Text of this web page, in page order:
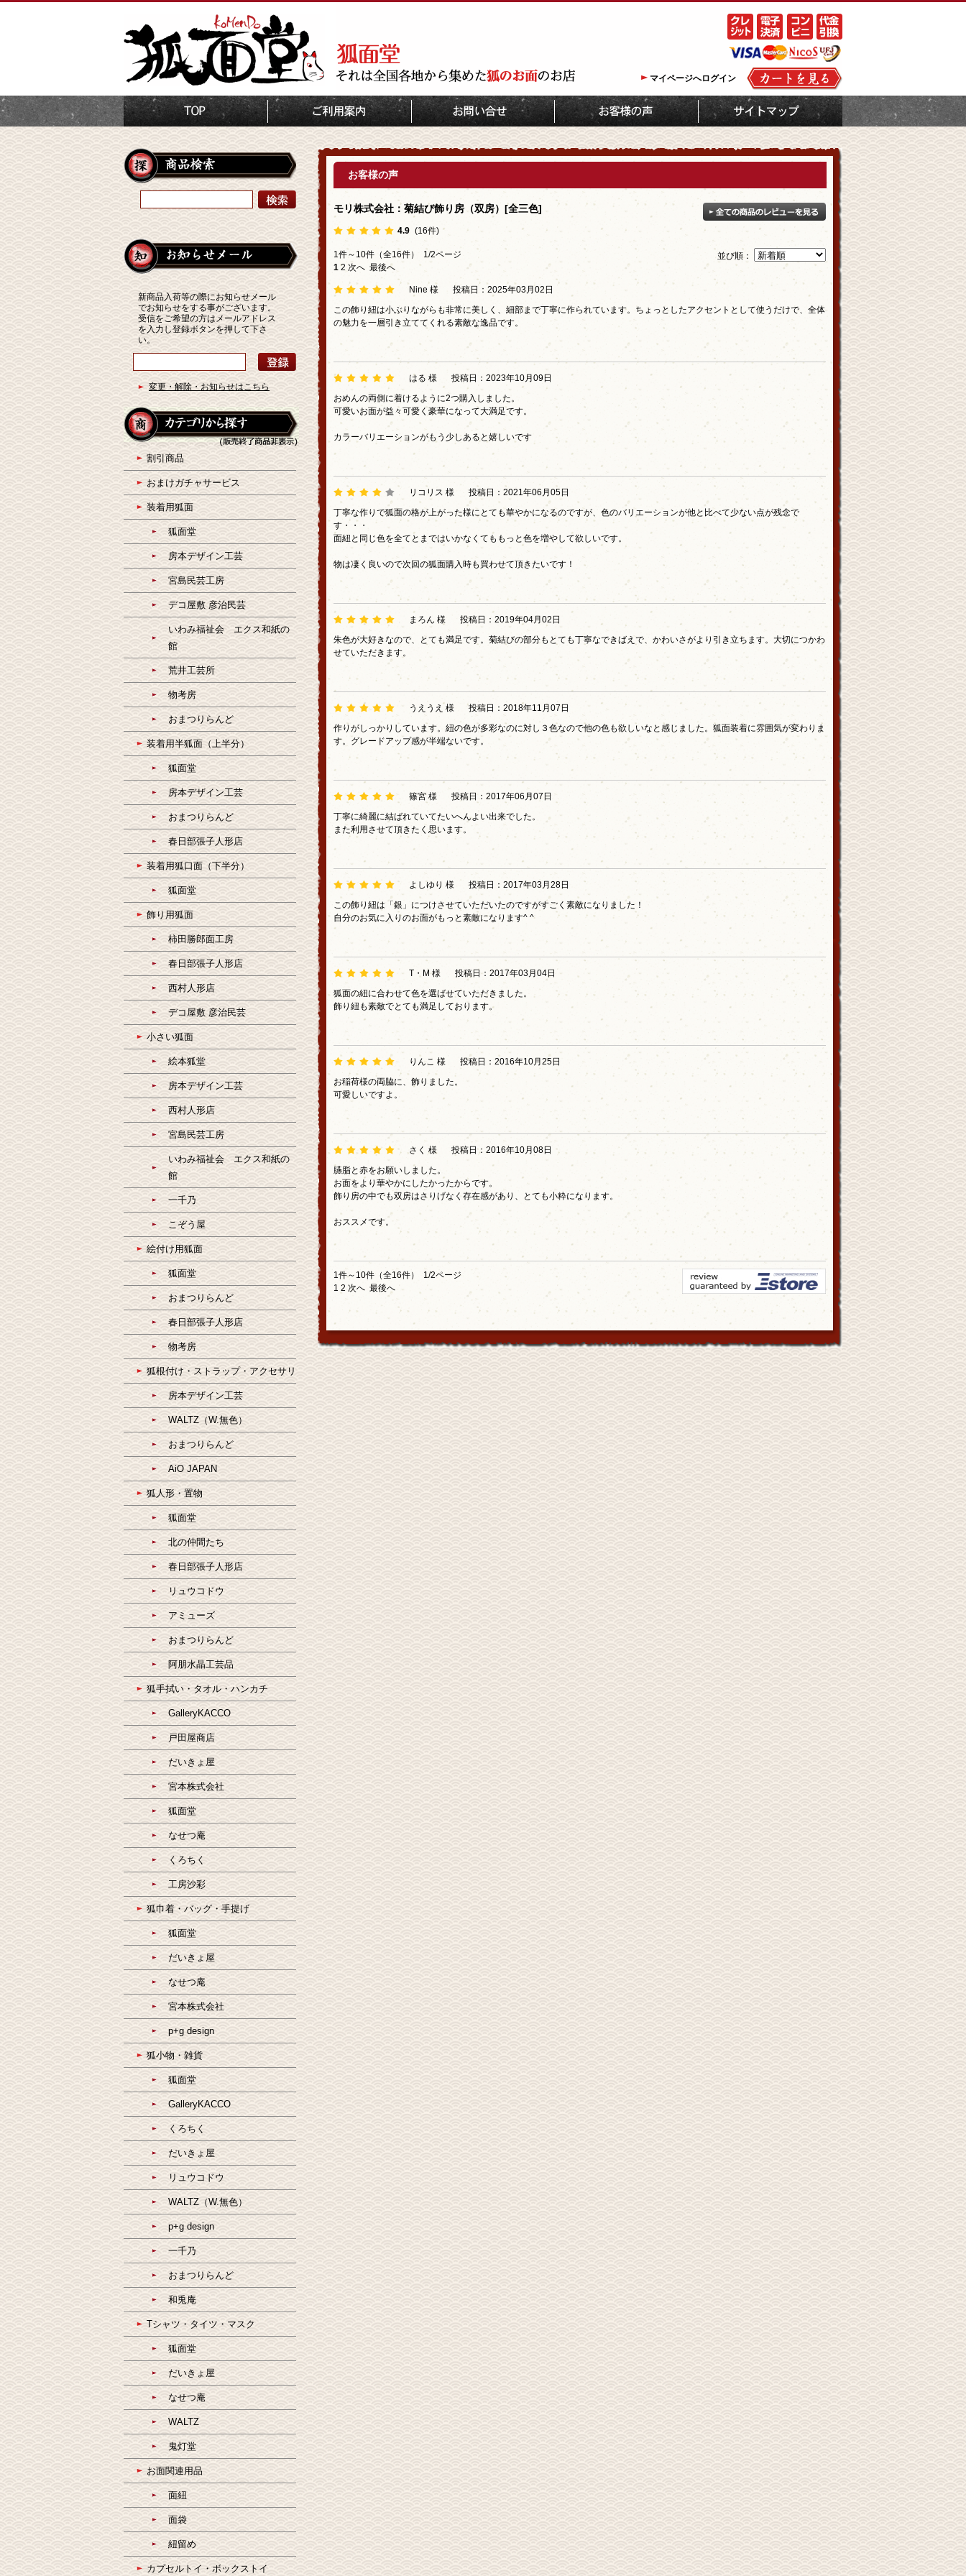
マイページへログイン
お客様の声
モリ株式会社：菊結び飾り房（双房）[全三色]
4.9 (16件)
1件～10件（全16件） 1/2ページ
1 2 次へ 最後へ
並び順：
Nine 様
投稿日：2025年03月02日
この飾り紐は小ぶりながらも非常に美しく、細部まで丁寧に作られています。ちょっとしたアクセントとして使うだけで、全体
の魅力を一層引き立ててくれる素敵な逸品です。
はる 様
投稿日：2023年10月09日
おめんの両側に着けるように2つ購入しました。
可愛いお面が益々可愛く豪華になって大満足です。
カラーバリエーションがもう少しあると嬉しいです
リコリス 様
投稿日：2021年06月05日
丁寧な作りで狐面の格が上がった様にとても華やかになるのですが、色のバリエーションが他と比べて少ない点が残念で
す・・・
面紐と同じ色を全てとまではいかなくてももっと色を増やして欲しいです。
物は凄く良いので次回の狐面購入時も買わせて頂きたいです！
まろん 様
投稿日：2019年04月02日
朱色が大好きなので、とても満足です。菊結びの部分もとても丁寧なできばえで、かわいさがより引き立ちます。大切につかわ
せていただきます。
うえうえ 様
投稿日：2018年11月07日
作りがしっかりしています。紐の色が多彩なのに対し３色なので他の色も欲しいなと感じました。狐面装着に雰囲気が変わりま
す。グレードアップ感が半端ないです。
篠宮 様
投稿日：2017年06月07日
丁寧に綺麗に結ばれていてたいへんよい出来でした。
また利用させて頂きたく思います。
よしゆり 様
投稿日：2017年03月28日
この飾り紐は「銀」につけさせていただいたのですがすごく素敵になりました！
自分のお気に入りのお面がもっと素敵になります^ ^
T・M 様
投稿日：2017年03月04日
狐面の紐に合わせて色を選ばせていただきました。
飾り紐も素敵でとても満足しております。
りんこ 様
投稿日：2016年10月25日
お稲荷様の両脇に、飾りました。
可愛しいですよ。
さく 様
投稿日：2016年10月08日
臙脂と赤をお願いしました。
お面をより華やかにしたかったからです。
飾り房の中でも双房はさりげなく存在感があり、とても小粋になります。
おススメです。
1件～10件（全16件） 1/2ページ
1 2 次へ 最後へ
新商品入荷等の際にお知らせメール
でお知らせをする事がございます。
受信をご希望の方はメールアドレス
を入力し登録ボタンを押して下さ
い。
変更・解除・お知らせはこちら
割引商品
おまけガチャサービス
装着用狐面
狐面堂
房本デザイン工芸
宮島民芸工房
デコ屋敷 彦治民芸
いわみ福祉会 エクス和紙の
館
荒井工芸所
物考房
おまつりらんど
装着用半狐面（上半分）
狐面堂
房本デザイン工芸
おまつりらんど
春日部張子人形店
装着用狐口面（下半分）
狐面堂
飾り用狐面
柿田勝郎面工房
春日部張子人形店
西村人形店
デコ屋敷 彦治民芸
小さい狐面
絵本狐堂
房本デザイン工芸
西村人形店
宮島民芸工房
いわみ福祉会 エクス和紙の
館
一千乃
こぞう屋
絵付け用狐面
狐面堂
おまつりらんど
春日部張子人形店
物考房
狐根付け・ストラップ・アクセサリ
房本デザイン工芸
WALTZ（W.無色）
おまつりらんど
AiO JAPAN
狐人形・置物
狐面堂
北の仲間たち
春日部張子人形店
リュウコドウ
アミューズ
おまつりらんど
阿朋水晶工芸品
狐手拭い・タオル・ハンカチ
GalleryKACCO
戸田屋商店
だいきょ屋
宮本株式会社
狐面堂
なせつ庵
くろちく
工房沙彩
狐巾着・バッグ・手提げ
狐面堂
だいきょ屋
なせつ庵
宮本株式会社
p+g design
狐小物・雑貨
狐面堂
GalleryKACCO
くろちく
だいきょ屋
リュウコドウ
WALTZ（W.無色）
p+g design
一千乃
おまつりらんど
和兎庵
Tシャツ・タイツ・マスク
狐面堂
だいきょ屋
なせつ庵
WALTZ
鬼灯堂
お面関連用品
面紐
面袋
紐留め
カプセルトイ・ボックストイ